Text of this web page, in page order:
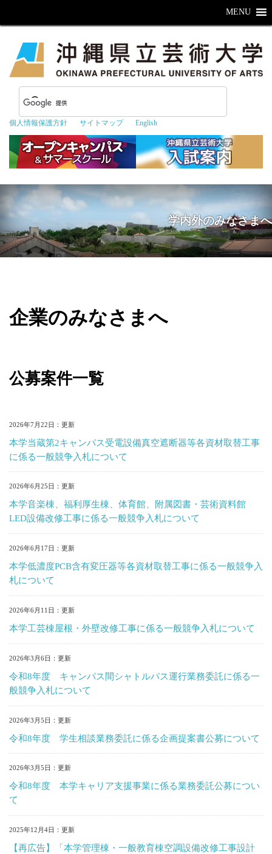
個人情報保護方針 サイトマップ English
MENU
学内外のみなさまへ
企業のみなさまへ
公募案件一覧
本学当蔵第2キャンパス受電設備真空遮断器等各資材取替工事
に係る一般競争入札について
2026年7月22日
本学音楽棟、福利厚生棟、体育館、附属図書・芸術資料館
LED設備改修工事に係る一般競争入札について
2026年6月25日
本学低濃度PCB含有変圧器等各資材取替工事に係る一般競争入
札について
2026年6月17日
本学工芸棟屋根・外壁改修工事に係る一般競争入札について
2026年6月11日
令和8年度 キャンパス間シャトルバス運行業務委託に係る一
般競争入札について
2026年3月6日
令和8年度 学生相談業務委託に係る企画提案書公募について
2026年3月5日
令和8年度 本学キャリア支援事業に係る業務委託公募につい
て
2026年3月5日
【再広告】「本学管理棟・一般教育棟空調設備改修工事設計
2025年12月4日